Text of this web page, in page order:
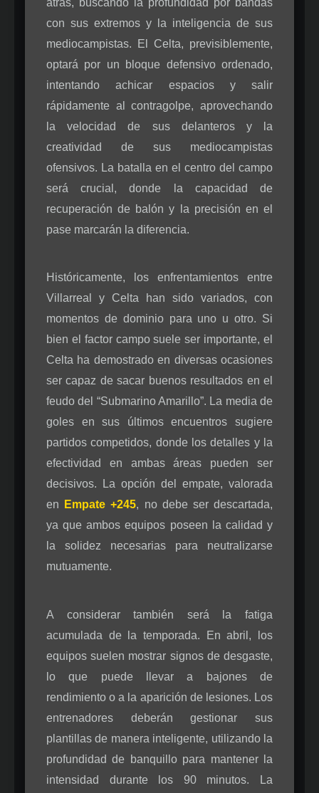
atrás, buscando la profundidad por bandas
con sus extremos y la inteligencia de sus
mediocampistas. El Celta, previsiblemente,
optará por un bloque defensivo ordenado,
intentando achicar espacios y salir
rápidamente al contragolpe, aprovechando
la velocidad de sus delanteros y la
creatividad de sus mediocampistas
ofensivos. La batalla en el centro del campo
será crucial, donde la capacidad de
recuperación de balón y la precisión en el
pase marcarán la diferencia.
Históricamente, los enfrentamientos entre
Villarreal y Celta han sido variados, con
momentos de dominio para uno u otro. Si
bien el factor campo suele ser importante, el
Celta ha demostrado en diversas ocasiones
ser capaz de sacar buenos resultados en el
feudo del “Submarino Amarillo”. La media de
goles en sus últimos encuentros sugiere
partidos competidos, donde los detalles y la
efectividad en ambas áreas pueden ser
decisivos. La opción del empate, valorada
en
Empate +245, no debe ser descartada,
ya que ambos equipos poseen la calidad y
la solidez necesarias para neutralizarse
mutuamente.
A considerar también será la fatiga
acumulada de la temporada. En abril, los
equipos suelen mostrar signos de desgaste,
lo que puede llevar a bajones de
rendimiento o a la aparición de lesiones. Los
entrenadores deberán gestionar sus
plantillas de manera inteligente, utilizando la
profundidad de banquillo para mantener la
intensidad durante los 90 minutos. La